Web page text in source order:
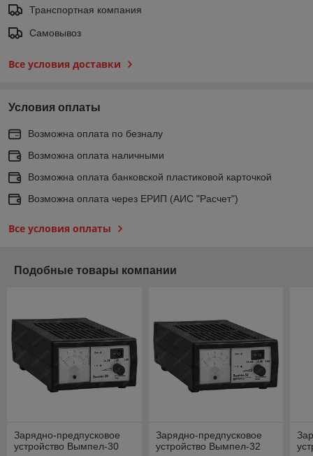
Транспортная компания
Самовывоз
Все условия доставки
Условия оплаты
Возможна оплата по безналу
Возможна оплата наличными
Возможна оплата банковской пластиковой карточкой
Возможна оплата через ЕРИП (АИС "Расчет")
Все условия оплаты
Подобные товары компании
Зарядно-предпусковое
устройство Вымпел-30
Зарядно-предпусковое
устройство Вымпел-32